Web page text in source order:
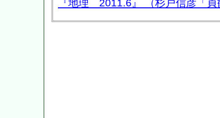
『地理 2011.6』 （杉戸信彦「